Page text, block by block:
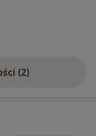
Pokaż więcej aktualności (2)